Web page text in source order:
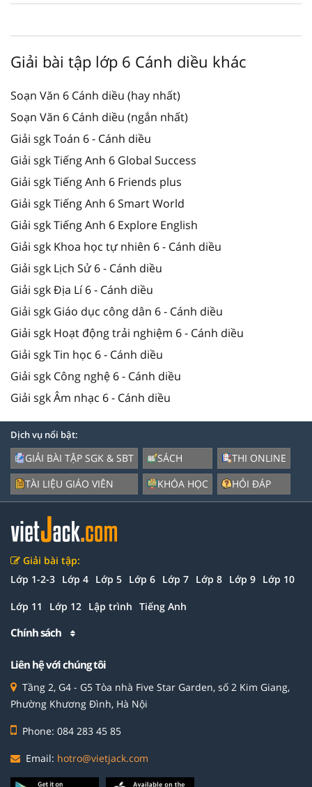
Giải bài tập lớp 6 Cánh diều khác
Soạn Văn 6 Cánh diều (hay nhất)
Soạn Văn 6 Cánh diều (ngắn nhất)
Giải sgk Toán 6 - Cánh diều
Giải sgk Tiếng Anh 6 Global Success
Giải sgk Tiếng Anh 6 Friends plus
Giải sgk Tiếng Anh 6 Smart World
Giải sgk Tiếng Anh 6 Explore English
Giải sgk Khoa học tự nhiên 6 - Cánh diều
Giải sgk Lịch Sử 6 - Cánh diều
Giải sgk Địa Lí 6 - Cánh diều
Giải sgk Giáo dục công dân 6 - Cánh diều
Giải sgk Hoạt động trải nghiệm 6 - Cánh diều
Giải sgk Tin học 6 - Cánh diều
Giải sgk Công nghệ 6 - Cánh diều
Giải sgk Âm nhạc 6 - Cánh diều
Dịch vụ nổi bật:
GIẢI BÀI TẬP SGK & SBT
TÀI LIỆU GIÁO VIÊN
SÁCH
KHÓA HỌC
THI ONLINE
HỎI ĐÁP
Giải bài tập:
Lớp 1-2-3 Lớp 4 Lớp 5 Lớp 6 Lớp 7 Lớp 8 Lớp 9 Lớp 10
Lớp 11 Lớp 12 Lập trình Tiếng Anh
Chính sách
Liên hệ với chúng tôi
Tầng 2, G4 - G5 Tòa nhà Five Star Garden, số 2 Kim Giang,
Phường Khương Đình, Hà Nội
Phone: 084 283 45 85
Email: hotro@vietjack.com